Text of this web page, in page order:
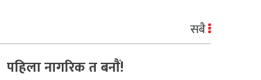
सबै
पहिला नागरिक त बनाैं!